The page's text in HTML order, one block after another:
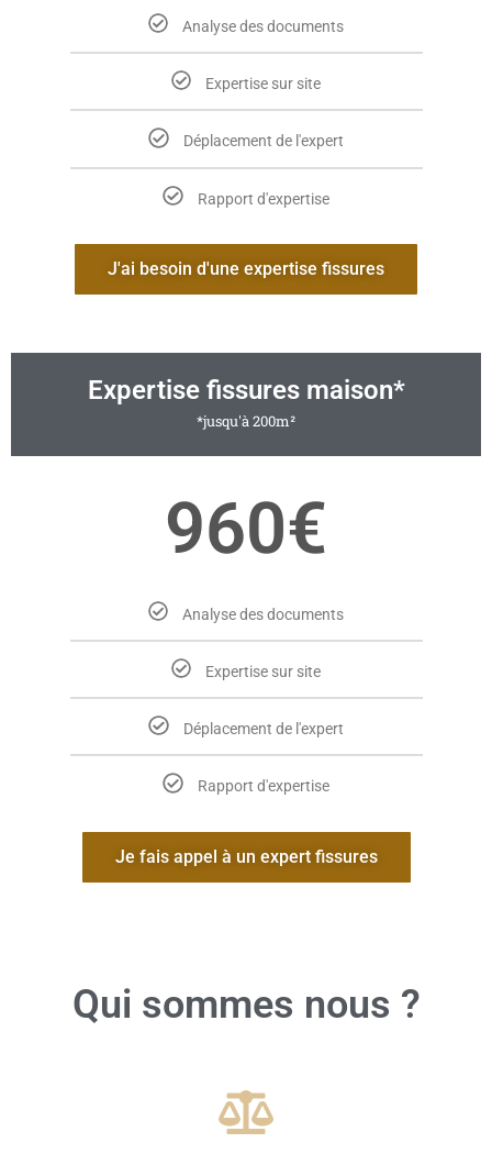
Analyse des documents
Expertise sur site
Déplacement de l'expert
Rapport d'expertise
J'ai besoin d'une expertise fissures
Expertise fissures maison*
*jusqu'à 200m²
960€
Analyse des documents
Expertise sur site
Déplacement de l'expert
Rapport d'expertise
Je fais appel à un expert fissures
Qui sommes nous ?